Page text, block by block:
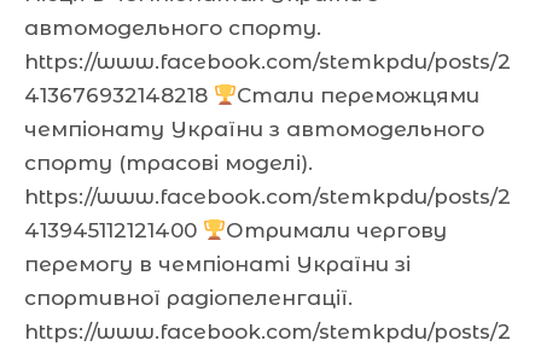
автомодельного спорту.
https://www.facebook.com/stemkpdu/posts/2
413676932148218
Стали переможцями
чемпіонату України з автомодельного
спорту (трасові моделі).
https://www.facebook.com/stemkpdu/posts/2
413945112121400
Отримали чергову
перемогу в чемпіонаті України зі
спортивної радіопеленгації.
https://www.facebook.com/stemkpdu/posts/2